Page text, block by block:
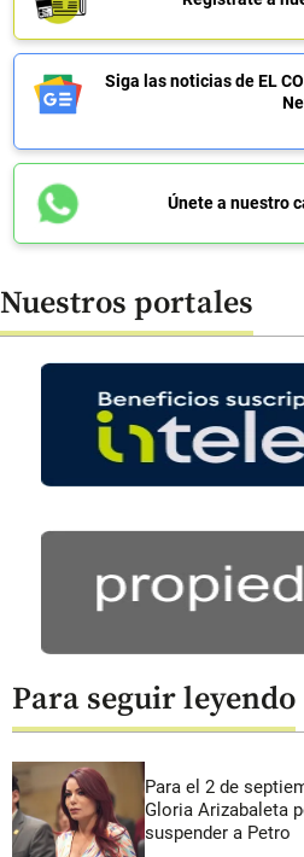
Siga las noticias de EL
Únete a nuestro
Nuestros portales
Para seguir leyendo
Para el 2 de
Gloria Arizabaleta
suspender a Petro